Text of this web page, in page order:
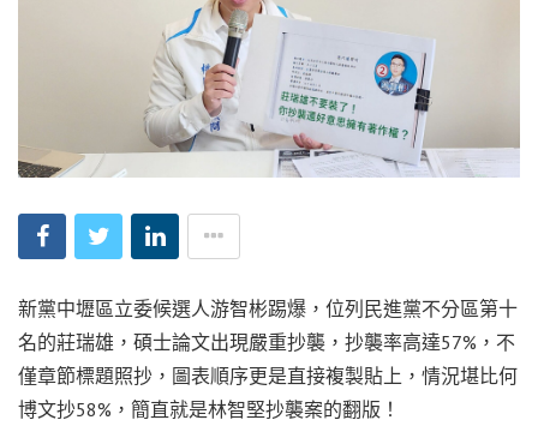
新黨中壢區立委候選人游智彬踢爆，位列民進黨不分區第十
名的莊瑞雄，碩士論文出現嚴重抄襲，抄襲率高達57%，不
僅章節標題照抄，圖表順序更是直接複製貼上，情況堪比何
博文抄58%，簡直就是林智堅抄襲案的翻版！